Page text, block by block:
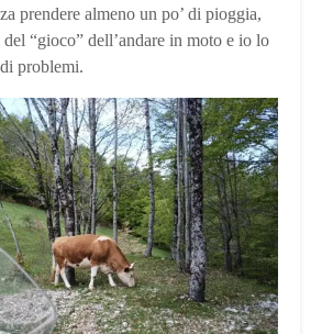
prendere almeno un po’ di pioggia,
del “gioco” dell’andare in moto e io lo
problemi.